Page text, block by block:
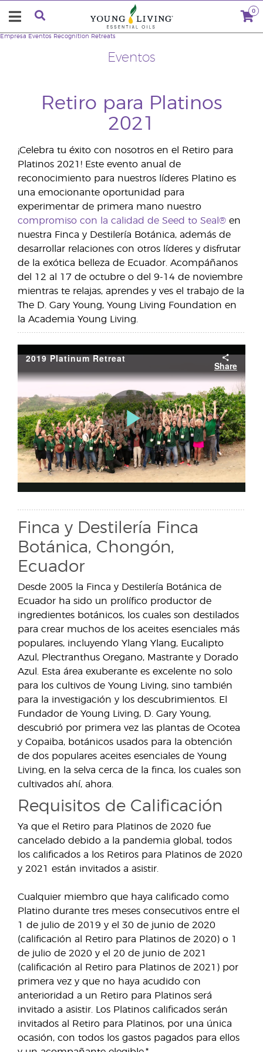
0
Eventos
Empresa Eventos Recognition Retreats
Retiro para Platinos
2021
¡Celebra tu éxito con nosotros en el Retiro para
Platinos 2021! Este evento anual de
reconocimiento para nuestros líderes Platino es
una emocionante oportunidad para
experimentar de primera mano nuestro
compromiso con la calidad de Seed to Seal® en
nuestra Finca y Destilería Botánica, además de
desarrollar relaciones con otros líderes y disfrutar
de la exótica belleza de Ecuador. Acompáñanos
del 12 al 17 de octubre o del 9-14 de noviembre
mientras te relajas, aprendes y ves el trabajo de la
The D. Gary Young, Young Living Foundation en
la Academia Young Living.
Finca y Destilería Finca
Botánica, Chongón,
Ecuador
Desde 2005 la Finca y Destilería Botánica de
Ecuador ha sido un prolífico productor de
ingredientes botánicos, los cuales son destilados
para crear muchos de los aceites esenciales más
populares, incluyendo Ylang Ylang, Eucalipto
Azul, Plectranthus Oregano, Mastrante y Dorado
Azul. Esta área exuberante es excelente no solo
para los cultivos de Young Living, sino también
para la investigación y los descubrimientos. El
Fundador de Young Living, D. Gary Young,
descubrió por primera vez las plantas de Ocotea
y Copaiba, botánicos usados para la obtención
de dos populares aceites esenciales de Young
Living, en la selva cerca de la finca, los cuales son
cultivados ahí, ahora.
Requisitos de Calificación
Ya que el Retiro para Platinos de 2020 fue
cancelado debido a la pandemia global, todos
los calificados a los Retiros para Platinos de 2020
y 2021 están invitados a asistir.
Cualquier miembro que haya calificado como
Platino durante tres meses consecutivos entre el
1 de julio de 2019 y el 30 de junio de 2020
(calificación al Retiro para Platinos de 2020) o 1
de julio de 2020 y el 20 de junio de 2021
(calificación al Retiro para Platinos de 2021) por
primera vez y que no haya acudido con
anterioridad a un Retiro para Platinos será
invitado a asistir. Los Platinos calificados serán
invitados al Retiro para Platinos, por una única
ocasión, con todos los gastos pagados para ellos